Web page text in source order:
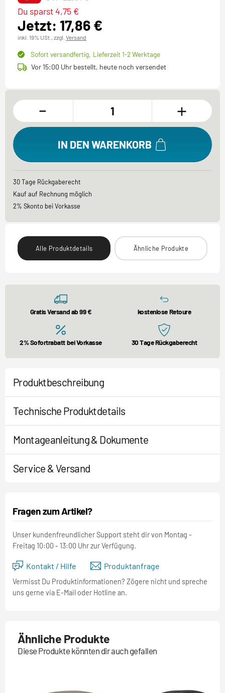
Jetzt: 17,86 €
Du sparst 4,75 €
inkl. 19% USt., zzgl. Versand
Sofort versandfertig, Lieferzeit 1-2 Werktage
Vor 15:00 Uhr bestellt, heute noch versendet
- +
IN DEN WARENKORB
30 Tage Rückgaberecht
Kauf auf Rechnung möglich
2% Skonto bei Vorkasse
Alle Produktdetails Ähnliche Produkte
Gratis Versand ab 99 € kostenlose Retoure
2% Sofortrabatt bei Vorkasse 30 Tage Rückgaberecht
Produktbeschreibung
Technische Produktdetails
Montageanleitung & Dokumente
Service & Versand
Fragen zum Artikel?
Unser kundenfreundlicher Support steht dir von Montag -
Freitag 10:00 - 13:00 Uhr zur Verfügung.
Kontakt / Hilfe Produktanfrage
Vermisst Du Produktinformationen? Zögere nicht und spreche
uns gerne via E-Mail oder Hotline an.
Ähnliche Produkte
Diese Produkte könnten dir auch gefallen